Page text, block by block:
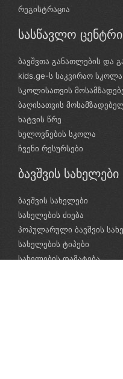
რეგისტრაცია
სასწავლო ცენტრი
ბავშვთა განათლების და
kids.ge-ს საკვირაო სკოლა
სკოლისათვის
ბაღისათვის
ხატვის წრე
ხელოვნების სკოლა
ჩვენი რესურსები
ბავშვის სახელები
ბავშვის სახელები
სახელების ძიება
პოპულარული ბავშვის
სახელების ტიპები
სახელების დამატება